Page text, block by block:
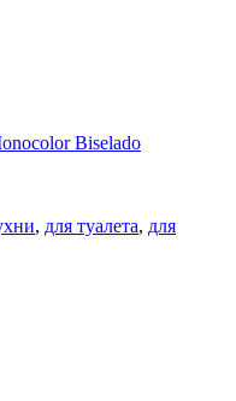
Biselado
, для туалета, для